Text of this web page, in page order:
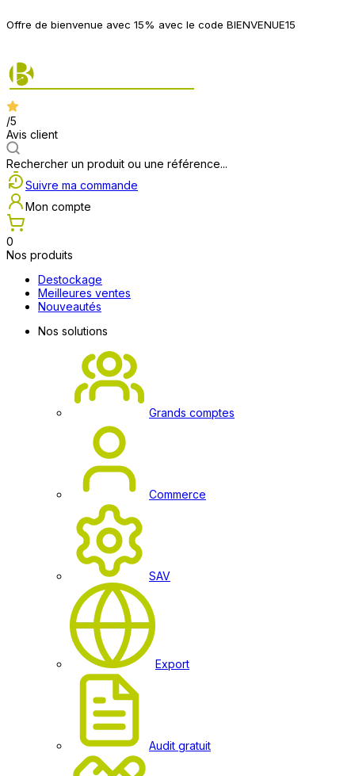
Offre de bienvenue avec 15% avec le code BIENVENUE15
/5
Avis client
Rechercher un produit ou une référence...
Suivre ma commande
Mon compte
0
Nos produits
Destockage
Meilleures ventes
Nouveautés
Nos solutions
Grands comptes
Commerce
SAV
Export
Audit gratuit